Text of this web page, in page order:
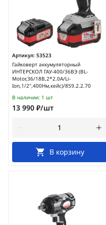
Артикул: 53523
Гайковерт аккумуляторный
ИНТЕРСКОЛ ГАУ-400/36ВЭ (BL-
Motor,36/18В,2*2.0А/Li-
Ion,1/2",400Нм,кейс)/859.2.2.70
В наличии: 1 шт
13 990 ₽/шт
В корзину